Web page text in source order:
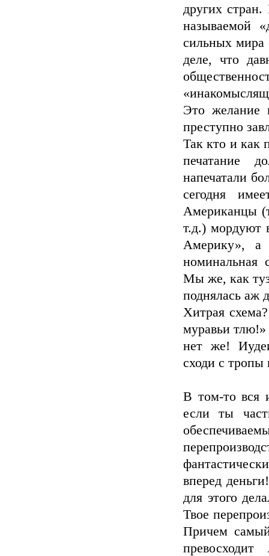
других стран.
называемой
сильных
деле, что
Это желание
преступно
Так кто и как
печатание
напечатали
сегодня
Американцы
т.д.) мордуют
Америку», а
номинальная
Мы же, как
поднялась аж
Хитрая
муравьи
нет же!
сходи с тропы
В том-то вся
если ты
вперед
для этого
Твое
Причем